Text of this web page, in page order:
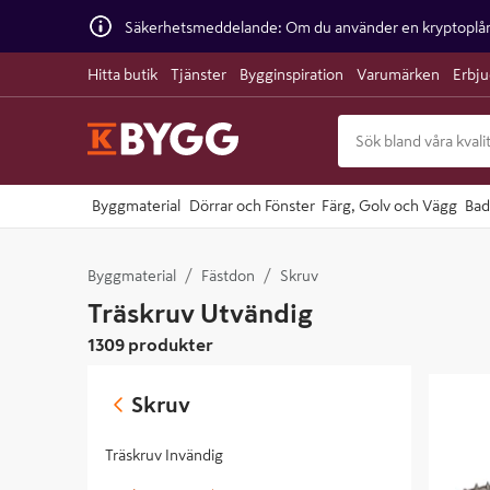
Säkerhetsmeddelande: Om du använder en
Hitta butik Tjänster Bygginspiration Varumärken
Byggmaterial Dörrar och Fönster Färg, Golv och Vägg
Byggmaterial Fästdon Skruv
Träskruv Utvändig
1309 produkter
Skruv
Träskruv Invändig